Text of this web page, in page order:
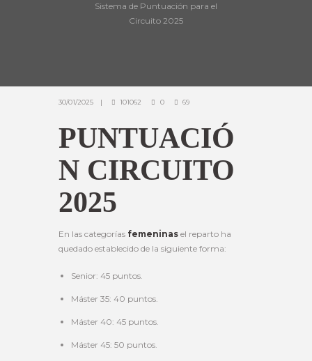
Sistema de Puntuación para el
Circuito 2025
30/01/2025 101062 0 69
PUNTUACIÓ
N CIRCUITO
2025
En las categorías femeninas el reparto ha
quedado establecido de la siguiente forma:
Senior: 45 puntos.
Máster 35: 40 puntos.
Máster 40: 45 puntos.
Máster 45: 50 puntos.